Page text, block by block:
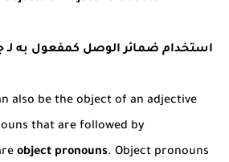
استخدام ضمائر الوصل كمفعول به
also be the object of an adjective
that are followed by
object pronouns. Object pronouns